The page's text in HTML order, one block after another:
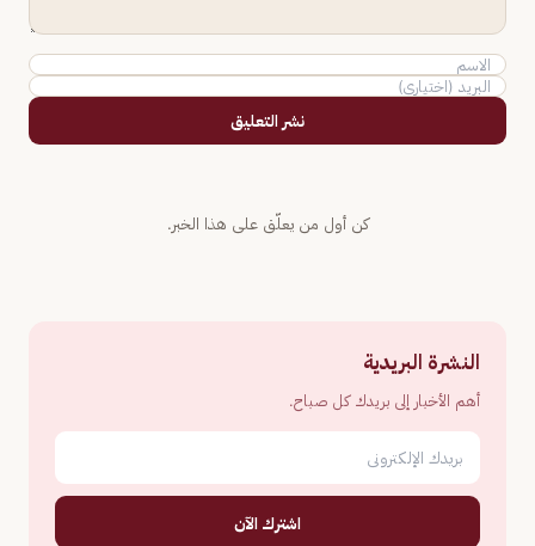
نشر التعليق
كن أول من يعلّق على هذا الخبر.
النشرة البريدية
أهم الأخبار إلى بريدك كل صباح.
اشترك الآن